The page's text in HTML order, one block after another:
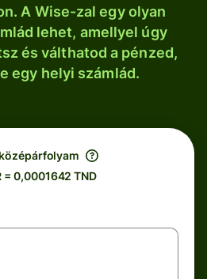
A Wise-zal egy olyan
lehet, amellyel úgy
és válthatod a pénzed,
egy helyi számlád.
= 0,0001642 TND